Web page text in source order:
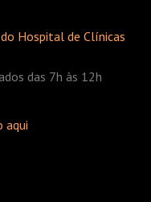
Hospital de Clínicas
das 7h às 12h
aqui